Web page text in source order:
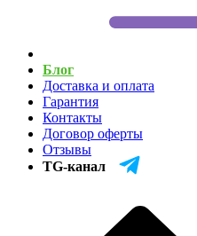
Блог
Доставка и оплата
Гарантия
Контакты
Договор оферты
Отзывы
TG-канал